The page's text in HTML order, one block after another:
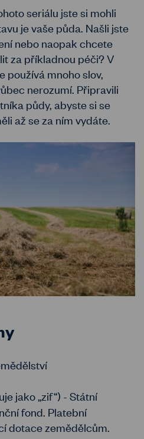
seriálu jste si mohli
je vaše půda. Našli jste
nebo naopak chcete
za příkladnou péči? V
používá mnoho slov,
nerozumí. Připravili
půdy, abyste si se
až se za ním vydáte.
jako „zif“) - Státní
fond. Platební
dotace zemědělcům.